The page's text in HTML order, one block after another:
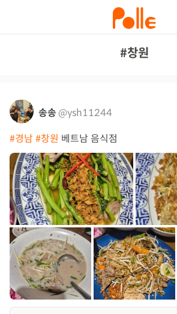
#창원
송송 @ysh11244
#경남 #창원 베트남 음식점